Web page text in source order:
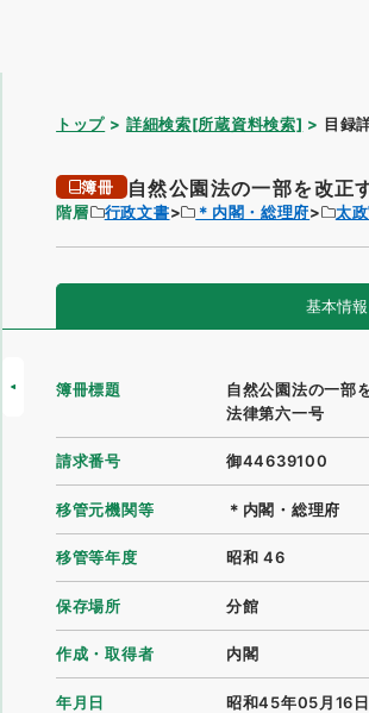
トップ 詳細検索[所蔵資料検索] 目録
簿冊 自然公園法の一部を改正
階層 行政文書 ＊内閣・総理府 太
基本情報
簿冊標題
自然公園法の一部
法律第六一号
請求番号 御44639100
移管元機関等 ＊内閣・総理府
移管等年度 昭和 46
保存場所 分館
作成・取得者 内閣
年月日 昭和45年05月16